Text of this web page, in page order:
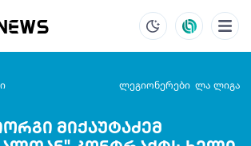
ლეგიონერები ლა ლიგა
მიქაუტაძემ